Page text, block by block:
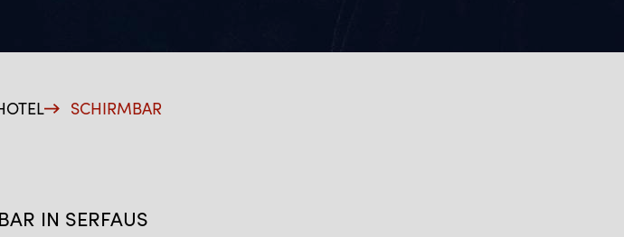
SCHIRMBAR
IN SERFAUS